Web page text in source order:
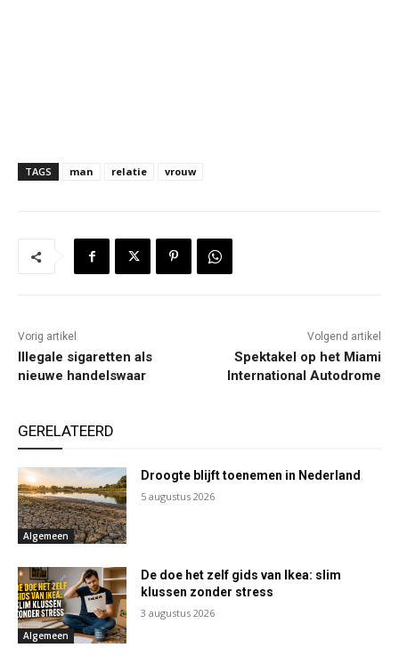
TAGS man relatie vrouw
Vorig artikel
Illegale sigaretten als
nieuwe handelswaar
Volgend artikel
Spektakel op het Miami
International Autodrome
GERELATEERD
Algemeen
Droogte blijft toenemen in Nederland
5 augustus 2026
Algemeen
De doe het zelf gids van Ikea: slim
klussen zonder stress
3 augustus 2026